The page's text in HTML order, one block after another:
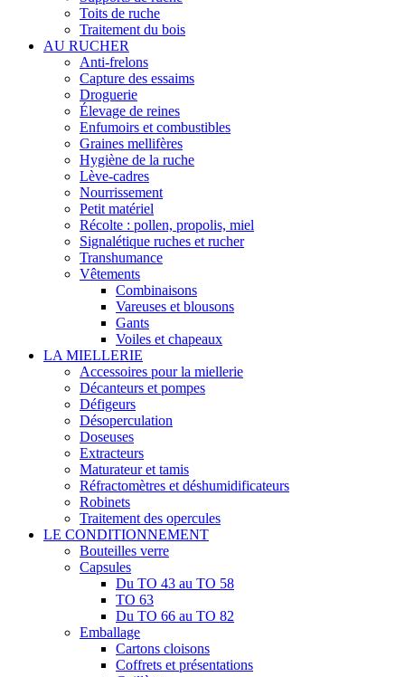
Toits de ruche
Traitement du bois
AU RUCHER
Anti-frelons
Capture des essaims
Droguerie
Élevage de reines
Enfumoirs et combustibles
Graines mellifères
Hygiène de la ruche
Lève-cadres
Nourrissement
Petit matériel
Récolte : pollen, propolis, miel
Signalétique ruches et rucher
Transhumance
Vêtements
Combinaisons
Vareuses et blousons
Gants
Voiles et chapeaux
LA MIELLERIE
Accessoires pour la miellerie
Décanteurs et pompes
Défigeurs
Désoperculation
Doseuses
Extracteurs
Maturateur et tamis
Réfractomètres et déshumidificateurs
Robinets
Traitement des opercules
LE CONDITIONNEMENT
Bouteilles verre
Capsules
Du TO 43 au TO 58
TO 63
Du TO 66 au TO 82
Emballage
Cartons cloisons
Coffrets et présentations